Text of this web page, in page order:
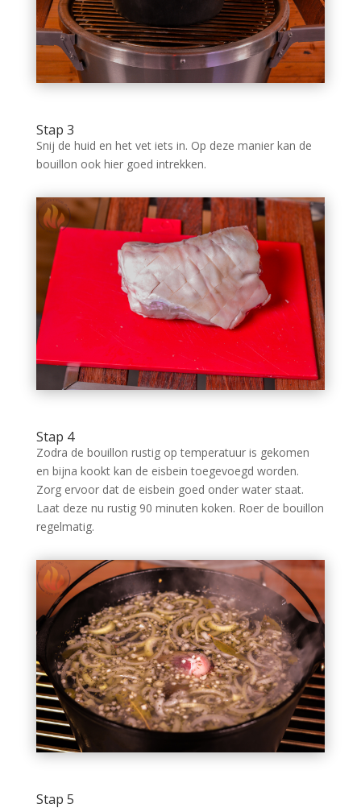
Stap 3
Snij de huid en het vet iets in. Op deze manier kan de
bouillon ook hier goed intrekken.
Stap 4
Zodra de bouillon rustig op temperatuur is gekomen
en bijna kookt kan de eisbein toegevoegd worden.
Zorg ervoor dat de eisbein goed onder water staat.
Laat deze nu rustig 90 minuten koken. Roer de bouillon
regelmatig.
Stap 5